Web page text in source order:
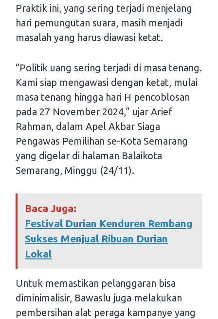
Praktik ini, yang sering terjadi menjelang
hari pemungutan suara, masih menjadi
masalah yang harus diawasi ketat.
“Politik uang sering terjadi di masa tenang.
Kami siap mengawasi dengan ketat, mulai
masa tenang hingga hari H pencoblosan
pada 27 November 2024,” ujar Arief
Rahman, dalam Apel Akbar Siaga
Pengawas Pemilihan se-Kota Semarang
yang digelar di halaman Balaikota
Semarang, Minggu (24/11).
Baca Juga:
Festival Durian Kenduren Rembang
Sukses Menjual Ribuan Durian
Lokal
Untuk memastikan pelanggaran bisa
diminimalisir, Bawaslu juga melakukan
pembersihan alat peraga kampanye yang